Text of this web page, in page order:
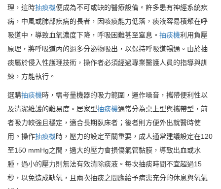
理，這時抽痰機便成為不可或缺的醫療設備。許多患有神經系統疾
病，中風或肺部疾病的長者，因咳痰能力低落，痰液容易積聚在呼
吸道中，導致血氧濃度下降，呼吸困難甚至窒息。 抽痰機利用負壓
原理，將呼吸道內的過多分泌物吸出，以保持呼吸道暢通。由於抽
痰屬於侵入性護理技術，操作者必須經過專業醫護人員的指導與訓
練，方能執行。
選購抽痰機時，需考量機器的吸力範圍，運作噪音，攜帶便利性以
及清潔維護的難易度。居家型抽痰機通常分為桌上型與攜帶型，前
者吸力較強且穩定，適合長期臥床者；後者則方便外出就醫時使
用。操作抽痰機時，壓力的設定至關重要，成人通常建議設定在120
至150 mmHg之間，過大的壓力會損傷氣管黏膜，導致出血或水
腫，過小的壓力則無法有效清除痰液。每次抽痰時間不宜超過15
秒，以免造成缺氧，且兩次抽痰之間應給予病患充分的休息與氧氣